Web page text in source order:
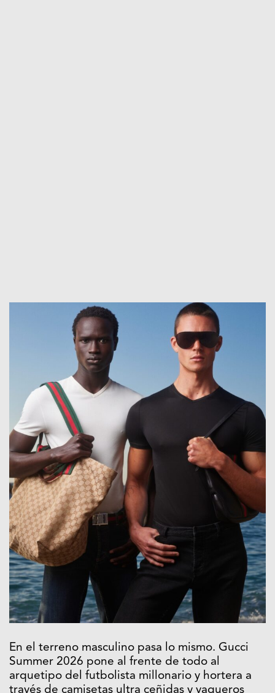
En el terreno masculino pasa lo mismo. Gucci
Summer 2026 pone al frente de todo al
arquetipo del futbolista millonario y hortera a
través de camisetas ultra ceñidas y vaqueros